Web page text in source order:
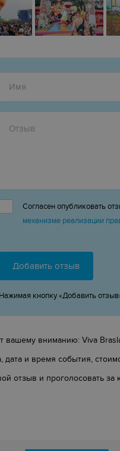
Согласен опубликовать
механизме реализации
Добавить отзыв
Нажимая кнопку «Добавить
вашему вниманию: Viva
и время события,
отзыв и проголосовать за